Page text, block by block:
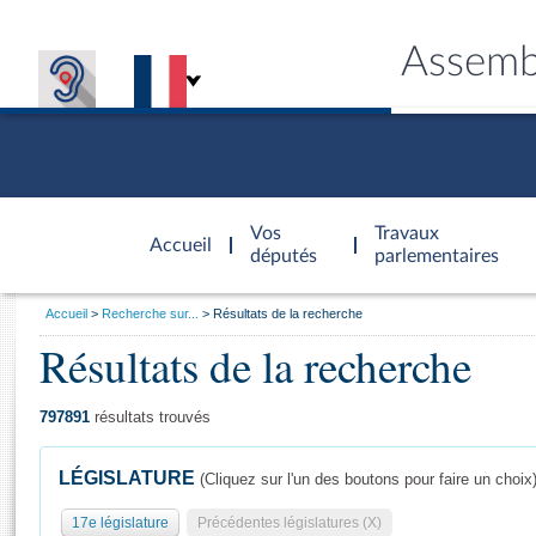
Accueil
d'accueil
Vos
députés
Travaux
parlementaires
Général
Vous
Accueil Recherche sur... Résultats de la recherche
Résultats de la recherche
797891 résultats trouvés
LÉGISLATURE (Cliquez sur l'un des boutons pour faire un choix)
17e législature Précédentes législatures (X)